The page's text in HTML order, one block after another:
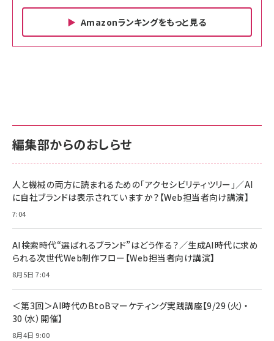
Amazonランキングをもっと見る
￥880
anan(アンアン)2026/06/24号 No.2500増刊
スペシャルエディション[王道エンタメの矜持／
￥1,100
年後半、あなたの恋と運命／山田涼介]
￥880
サポート正規品 メーカー保証5年 KLMEA128G
NIMASO ガラスフィルム iPhone 17 用 保護フィ
すい ガイド枠付き いPhone17 (6.3インチ) 対応
2枚セット DSP25F1698
￥1,599
【New】Amazon Fire TV Stick HD | 手軽にスト
レイヤー
￥6,980
Anker Soundcore P31i (Bluetooth 6.1) 【完
全ワイヤレスイヤホン/アクティブノイズキャンセリ
ング/マルチポイント接続 / 最大50時間再生 / PSE
サポート正規品 メーカー保証5年 KLMEA128G
Amazon eギフトカード - Amazonロゴ - クラ
￥5,000
ケーブル Anker絡まないケーブル 240W 結束バン
17 / 16 / 15 / Galaxy iPad Pro MacBook
Pro/Air 各種対応 (1.8m ミッドナイトブラック)
￥1,890
編集部からのおしらせ
人と機械の両方に読まれるための「アクセシビリティツリー」／AI
に自社ブランドは表示されていますか？【Web担当者向け講演】
7:04
AI検索時代“選ばれるブランド”はどう作る？／生成AI時代に求め
られる次世代Web制作フロー【Web担当者向け講演】
8月5日 7:04
＜第3回＞AI時代のBtoBマーケティング実践講座【9/29（火）・
30（水）開催】
8月4日 9:00